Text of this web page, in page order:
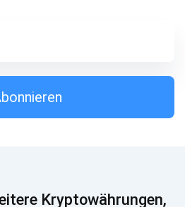
1000.000
unseren YouTube
Kryptowährungen,